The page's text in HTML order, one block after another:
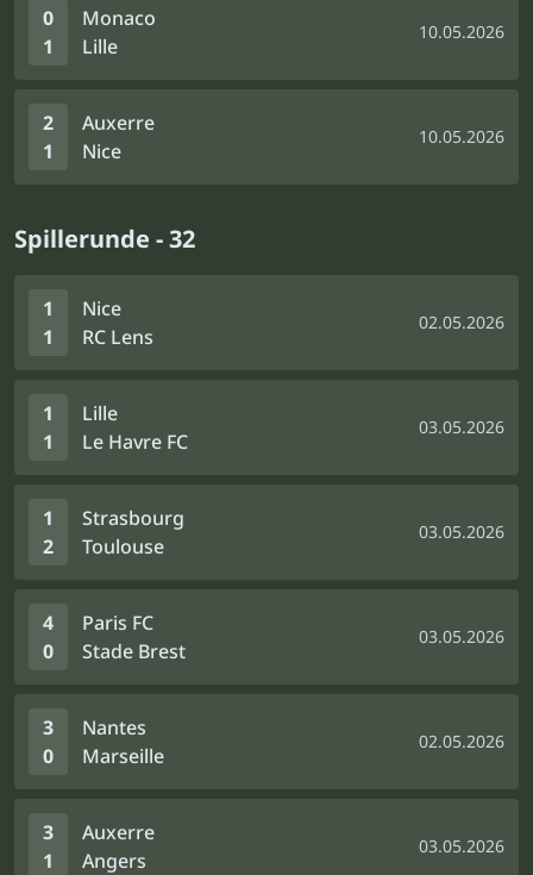
0
1
Monaco
Lille
10.05.2026
2
1
Auxerre
Nice
10.05.2026
Spillerunde - 32
1
1
Nice
RC Lens
02.05.2026
1
1
Lille
Le Havre FC
03.05.2026
1
2
Strasbourg
Toulouse
03.05.2026
4
0
Paris FC
Stade Brest
03.05.2026
3
0
Nantes
Marseille
02.05.2026
3
1
Auxerre
Angers
03.05.2026